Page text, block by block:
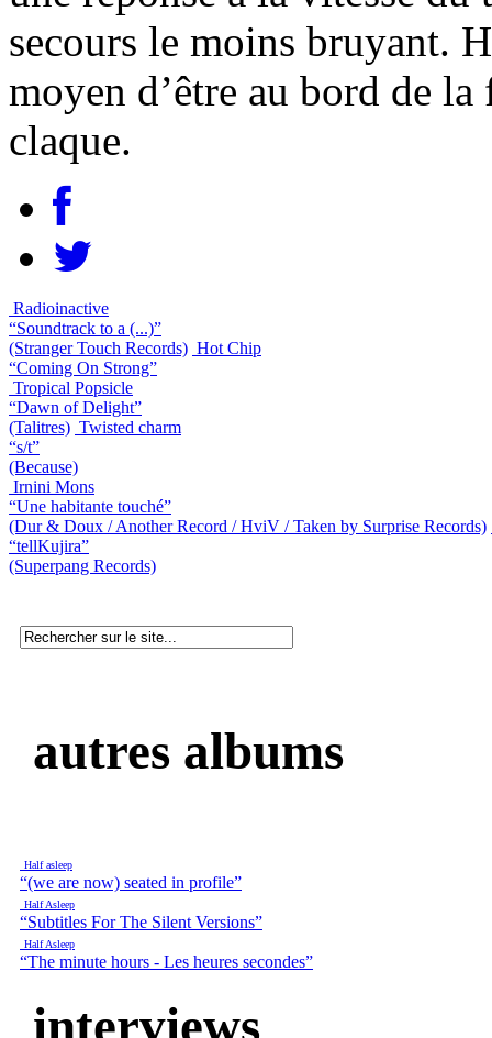
secours le moins bruyant.
moyen d’être au bord de
claque.
Radioinactive
“Soundtrack to a (...)”
(Stranger Touch Records) Hot Chip
“Coming On Strong”
Tropical Popsicle
“Dawn of Delight”
(Talitres) Twisted charm
“s/t”
(Because)
Irnini Mons
“Une habitante touché”
(Dur & Doux / Another Record / HviV / Taken by Surprise Records)
“tellKujira”
(Superpang Records)
autres albums
Half asleep
“(we are now) seated in profile”
Half Asleep
“Subtitles For The Silent Versions”
Half Asleep
“The minute hours - Les heures secondes”
interviews